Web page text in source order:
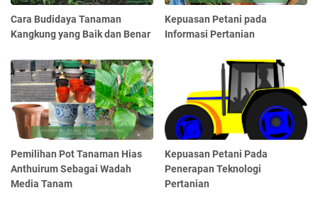
Cara Budidaya Tanaman
Kangkung yang Baik dan Benar
Kepuasan Petani pada
Informasi Pertanian
Pemilihan Pot Tanaman Hias
Anthuirum Sebagai Wadah
Media Tanam
Kepuasan Petani Pada
Penerapan Teknologi
Pertanian